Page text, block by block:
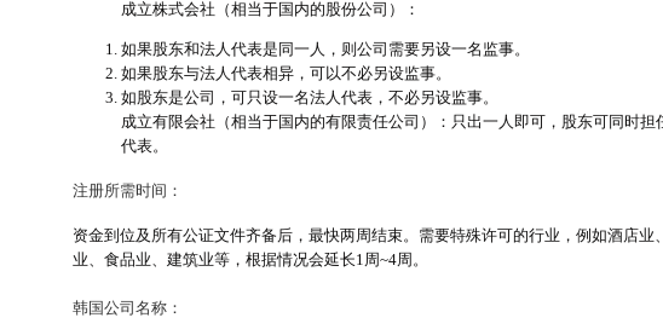
成立株式会社（相当于国内的股份公司）：
如果股东和法人代表是同一人，则公司需要另设一名监事。
如果股东与法人代表相异，可以不必另设监事。
如股东是公司，可只设一名法人代表，不必另设监事。
成立有限会社（相当于国内的有限责任公司）：只出一人即可，股东可同时担
代表。
注册所需时间：
资金到位及所有公证文件齐备后，最快两周结束。需要特殊许可的行业，例如酒店业
业、食品业、建筑业等，根据情况会延长1周~4周。
韩国公司名称：